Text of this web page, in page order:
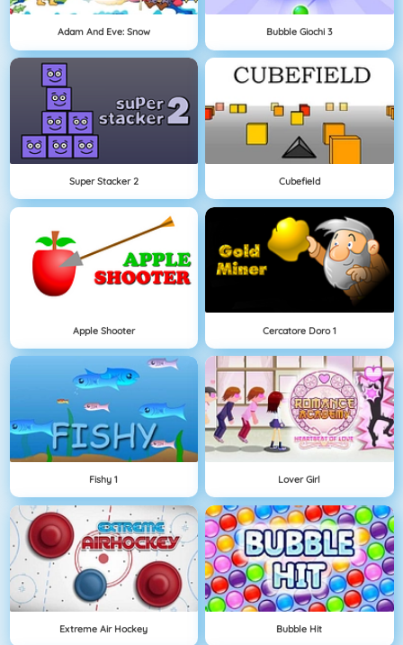
Adam And Eve: Snow Bubble Giochi 3
Super Stacker 2 Cubefield
Apple Shooter Cercatore Doro 1
Fishy 1 Lover Girl
Extreme Air Hockey Bubble Hit